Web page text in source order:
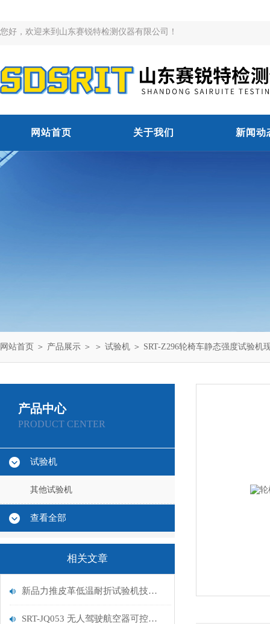
您好，欢迎来到山东赛锐特检测仪器有限公司！
网站首页 关于我们 新闻动
网站首页 ＞ 产品展示 ＞ ＞ 试验机 ＞ SRT-Z296轮椅车静态强度试验机
产品中心
PRODUCT CENTER
试验机
其他试验机
查看全部
相关文章
新品力推皮革低温耐折试验机技术讲解
SRT-JQ053 无人驾驶航空器可控性试验机的特点有哪些